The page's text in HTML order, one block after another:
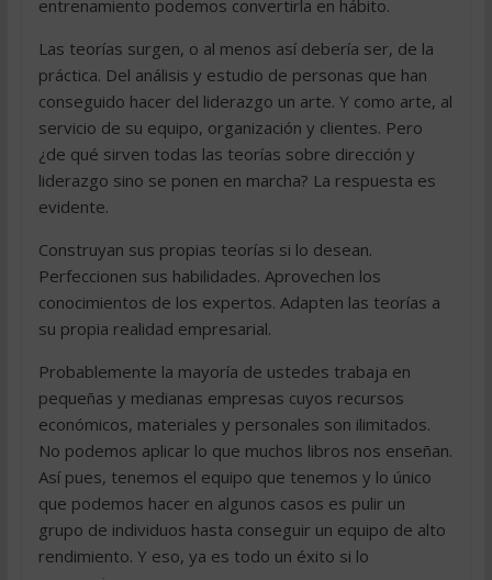
entrenamiento podemos convertirla en hábito.
Las teorías surgen, o al menos así debería ser, de la
práctica. Del análisis y estudio de personas que han
conseguido hacer del liderazgo un arte. Y como arte, al
servicio de su equipo, organización y clientes. Pero
¿de qué sirven todas las teorías sobre dirección y
liderazgo sino se ponen en marcha? La respuesta es
evidente.
Construyan sus propias teorías si lo desean.
Perfeccionen sus habilidades. Aprovechen los
conocimientos de los expertos. Adapten las teorías a
su propia realidad empresarial.
Probablemente la mayoría de ustedes trabaja en
pequeñas y medianas empresas cuyos recursos
económicos, materiales y personales son ilimitados.
No podemos aplicar lo que muchos libros nos enseñan.
Así pues, tenemos el equipo que tenemos y lo único
que podemos hacer en algunos casos es pulir un
grupo de individuos hasta conseguir un equipo de alto
rendimiento. Y eso, ya es todo un éxito si lo